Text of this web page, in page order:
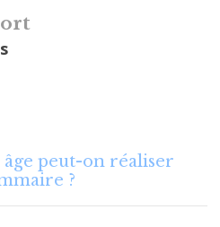
peut-on réaliser
?